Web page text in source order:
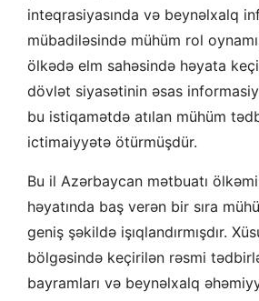
inteqrasiyasında və beynəlxalq
mübadiləsində mühüm rol
ölkədə elm sahəsində həyata
dövlət siyasətinin əsas
bu istiqamətdə atılan mühüm
ictimaiyyətə ötürmüşdür.
Bu il Azərbaycan mətbuatı
həyatında baş verən bir sıra
geniş şəkildə işıqlandırmışdır.
bölgəsində keçirilən rəsmi
bayramları və beynəlxalq